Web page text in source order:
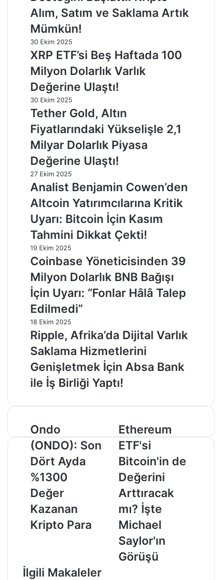
Alım, Satım ve Saklama Artık
Mümkün!
30 Ekim 2025
XRP ETF’si Beş Haftada 100
Milyon Dolarlık Varlık
Değerine Ulaştı!
30 Ekim 2025
Tether Gold, Altın
Fiyatlarındaki Yükselişle 2,1
Milyar Dolarlık Piyasa
Değerine Ulaştı!
27 Ekim 2025
Analist Benjamin Cowen’den
Altcoin Yatırımcılarına Kritik
Uyarı: Bitcoin İçin Kasım
Tahmini Dikkat Çekti!
19 Ekim 2025
Coinbase Yöneticisinden 39
Milyon Dolarlık BNB Bağışı
İçin Uyarı: “Fonlar Hâlâ Talep
Edilmedi”
18 Ekim 2025
Ripple, Afrika’da Dijital Varlık
Saklama Hizmetlerini
Genişletmek İçin Absa Bank
ile İş Birliği Yaptı!
Ondo
(ONDO):
Son
Dört
Ayda
%1300
Değer
Kazanan
Kripto
Para
Ondo
(ONDO): Son
Dört Ayda
%1300
Değer
Kazanan
Kripto Para
Ethereum
ETF'si
Bitcoin'in
de
Değerini
Arttıracak
mı?
İşte
Michael
Saylor'ın
Görüşü
Ethereum
ETF'si
Bitcoin'in de
Değerini
Arttıracak
mı? İşte
Michael
Saylor'ın
Görüşü
İlgili Makaleler